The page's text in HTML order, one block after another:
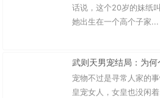
话说，这个20岁的妹纸
她出生在一个高个子家...
武则天男宠结局：为何
宠物不过是寻常人家的
皇宠女人，女皇也没闲